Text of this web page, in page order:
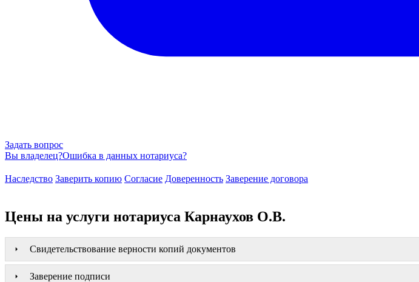
Задать вопрос
Вы владелец?Ошибка в данных нотариуса?
Наследство Заверить копию Согласие Доверенность Заверение договора
Цены на услуги нотариуса Карнаухов О.В.
Свидетельствование верности копий документов
Заверение подписи